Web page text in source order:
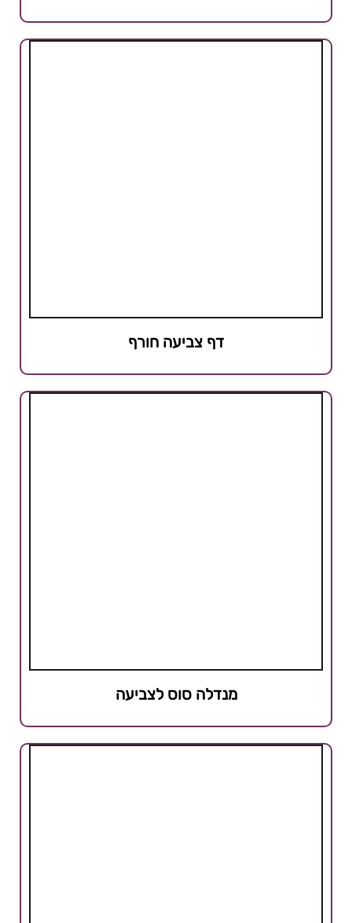
דף צביעה חורף
מנדלה סוס לצביעה